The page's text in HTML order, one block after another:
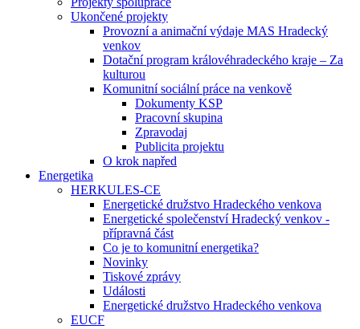
Ukončené projekty
Provozní a animační výdaje MAS Hradecký
venkov
Dotační program královéhradeckého kraje – Za
kulturou
Komunitní sociální práce na venkově
Dokumenty KSP
Pracovní skupina
Zpravodaj
Publicita projektu
O krok napřed
Energetika
HERKULES-CE
Energetické družstvo Hradeckého venkova
Energetické společenství Hradecký venkov -
přípravná část
Co je to komunitní energetika?
Novinky
Tiskové zprávy
Události
Energetické družstvo Hradeckého venkova
EUCF